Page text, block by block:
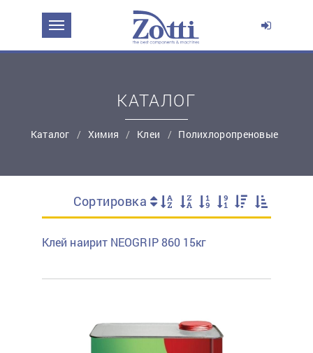
простую регистрацию
КАТАЛОГ
Каталог Химия Клеи Полихлоропреновые
Сортировка
Клей наирит NEOGRIP 860 15кг